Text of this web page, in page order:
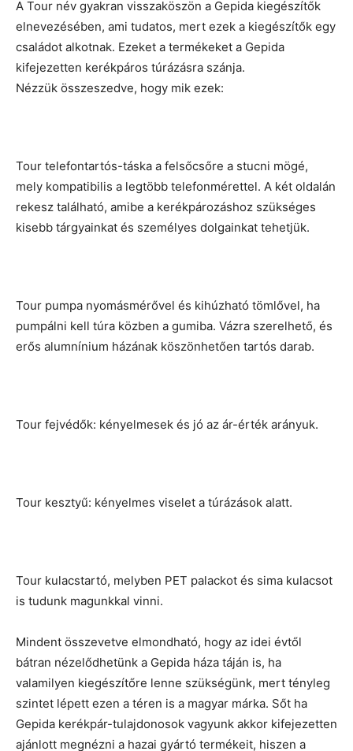
A Tour név gyakran visszaköszön a Gepida kiegészítők
elnevezésében, ami tudatos, mert ezek a kiegészítők egy
családot alkotnak. Ezeket a termékeket a Gepida
kifejezetten kerékpáros túrázásra szánja.
Nézzük összeszedve, hogy mik ezek:
Tour telefontartós-táska a felsőcsőre a stucni mögé,
mely kompatibilis a legtöbb telefonmérettel. A két oldalán
rekesz található, amibe a kerékpározáshoz szükséges
kisebb tárgyainkat és személyes dolgainkat tehetjük.
Tour pumpa nyomásmérővel és kihúzható tömlővel, ha
pumpálni kell túra közben a gumiba. Vázra szerelhető, és
erős alumnínium házának köszönhetően tartós darab.
Tour fejvédők: kényelmesek és jó az ár-érték arányuk.
Tour kesztyű: kényelmes viselet a túrázások alatt.
Tour kulacstartó, melyben PET palackot és sima kulacsot
is tudunk magunkkal vinni.
Mindent összevetve elmondható, hogy az idei évtől
bátran nézelődhetünk a Gepida háza táján is, ha
valamilyen kiegészítőre lenne szükségünk, mert tényleg
szintet lépett ezen a téren is a magyar márka. Sőt ha
Gepida kerékpár-tulajdonosok vagyunk akkor kifejezetten
ajánlott megnézni a hazai gyártó termékeit, hiszen a